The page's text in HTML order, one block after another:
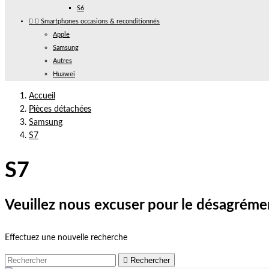
S6
  Smartphones occasions & reconditionnés
Apple
Samsung
Autres
Huawei
Accueil
Pièces détachées
Samsung
S7
S7
Veuillez nous excuser pour le
Effectuez une nouvelle recherche
 Rechercher